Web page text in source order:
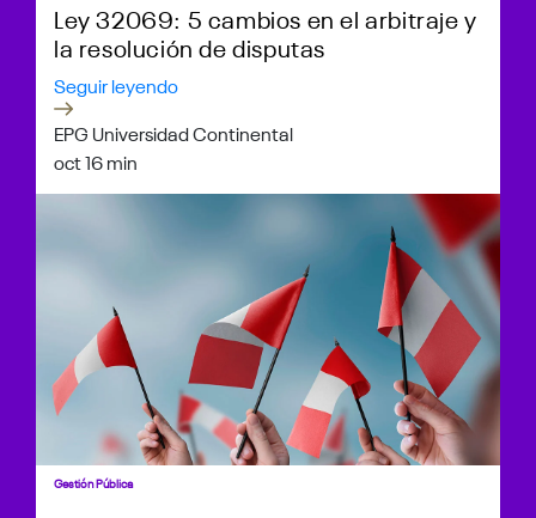
Ley 32069: 5 cambios en el arbitraje y
la resolución de disputas
Seguir leyendo
EPG Universidad Continental
oct 16 min
Gestión Pública